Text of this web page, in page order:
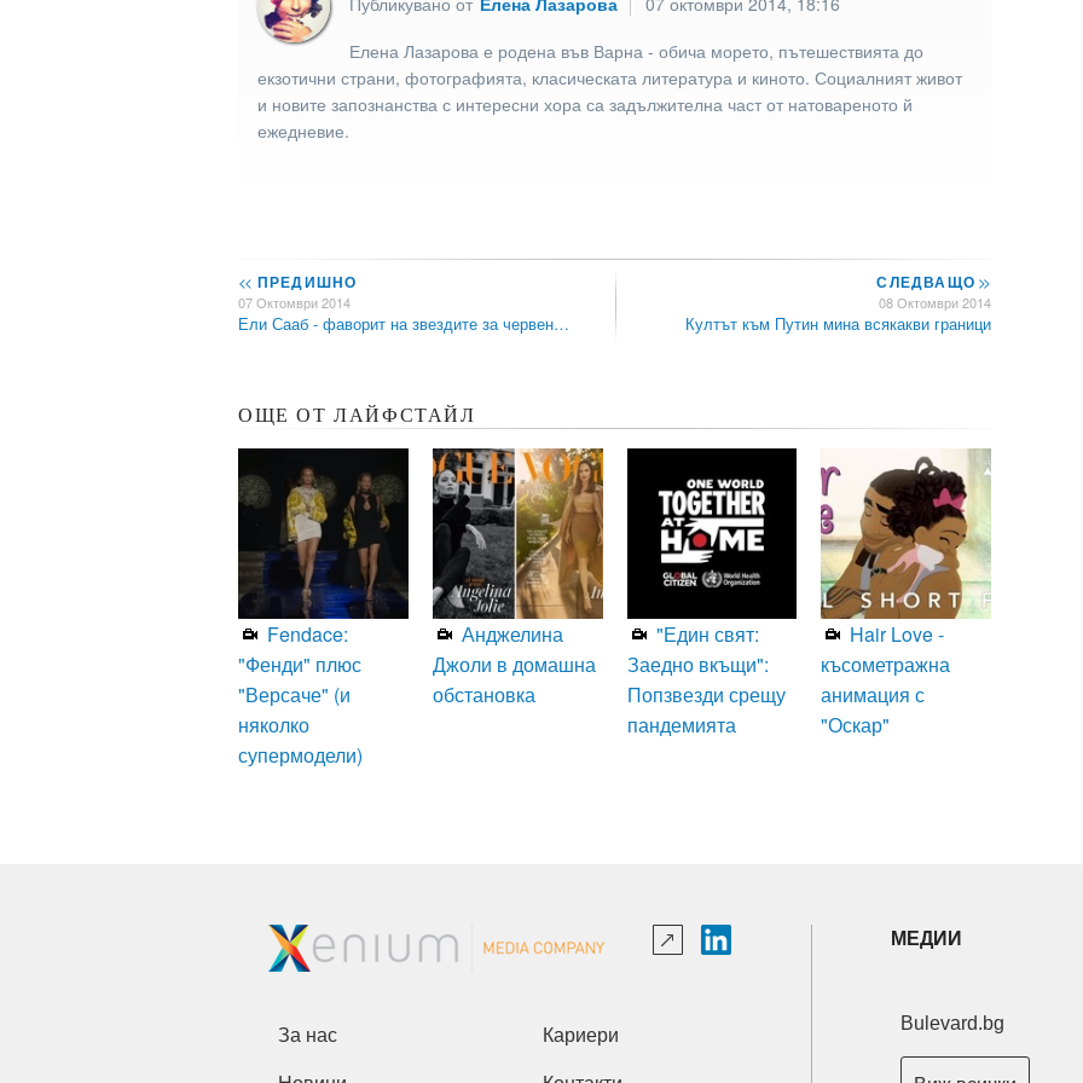
Елена Лазарова е родена във Варна - обича морето, пътешествията до
екзотични страни, фотографията, класическата литература и киното. Социалният живот
и новите запознанства с интересни хора са задължителна част от натовареното й
ежедневие.
<< ПРЕДИШНО
07 Октомври 2014
Ели Сааб - фаворит на звездите за червен…
СЛЕДВАЩО>>
08 Октомври 2014
Култът към Путин мина всякакви граници
ОЩЕ ОТ ЛАЙФСТАЙЛ
Fendace:
"Фенди" плюс
"Версаче" (и
няколко
супермодели)
Анджелина
Джоли в домашна
обстановка
"Един свят:
Заедно вкъщи":
Попзвезди срещу
пандемията
Hair Love -
късометражна
анимация с
"Оскар"
За нас Кариери
МЕДИИ
Bulevard.bg